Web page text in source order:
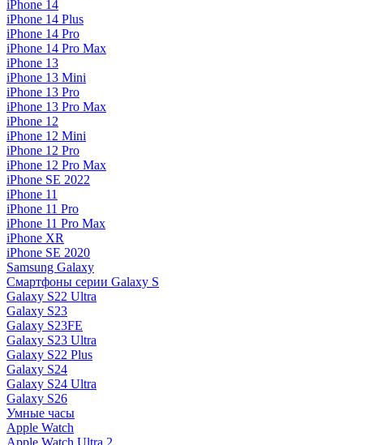
iPhone 14
iPhone 14 Plus
iPhone 14 Pro
iPhone 14 Pro Max
iPhone 13
iPhone 13 Mini
iPhone 13 Pro
iPhone 13 Pro Max
iPhone 12
iPhone 12 Mini
iPhone 12 Pro
iPhone 12 Pro Max
iPhone SE 2022
iPhone 11
iPhone 11 Pro
iPhone 11 Pro Max
iPhone XR
iPhone SE 2020
Samsung Galaxy
Смартфоны серии Galaxy S
Galaxy S22 Ultra
Galaxy S23
Galaxy S23FE
Galaxy S23 Ultra
Galaxy S22 Plus
Galaxy S24
Galaxy S24 Ultra
Galaxy S26
Умные часы
Apple Watch
Apple Watch Ultra 2